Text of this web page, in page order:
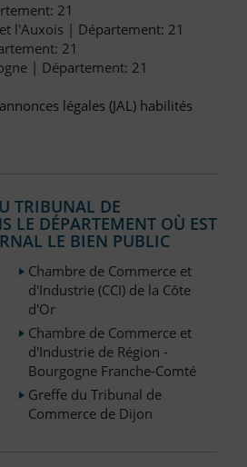
21
l'Auxois | Département: 21
21
| Département: 21
légales (JAL) habilités
TRIBUNAL DE
LE DÉPARTEMENT OÙ EST
LE BIEN PUBLIC
Chambre de Commerce et
d'Industrie (CCI) de la Côte
d'Or
Chambre de Commerce et
d'Industrie de Région -
Bourgogne Franche-Comté
Greffe du Tribunal de
Commerce de Dijon